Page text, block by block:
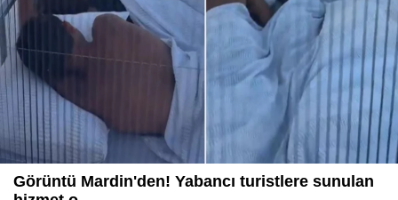
Görüntü Mardin'den! Yabancı turistlere sunulan